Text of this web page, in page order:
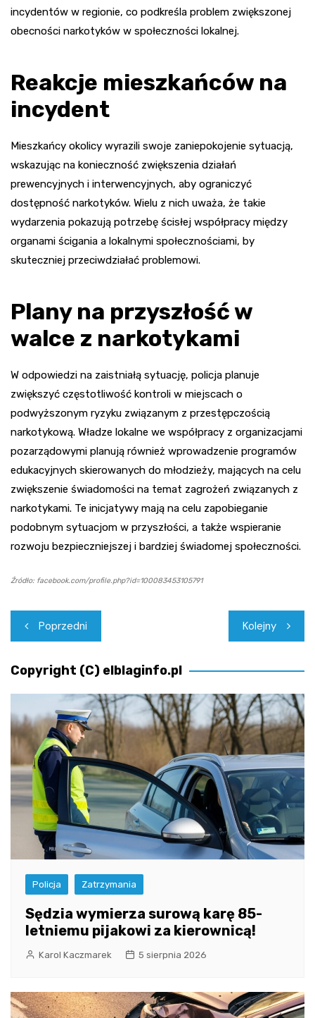
incydentów w regionie, co podkreśla problem zwiększonej
obecności narkotyków w społeczności lokalnej.
Reakcje mieszkańców na
incydent
Mieszkańcy okolicy wyrazili swoje zaniepokojenie sytuacją,
wskazując na konieczność zwiększenia działań
prewencyjnych i interwencyjnych, aby ograniczyć
dostępność narkotyków. Wielu z nich uważa, że takie
wydarzenia pokazują potrzebę ścisłej współpracy między
organami ścigania a lokalnymi społecznościami, by
skuteczniej przeciwdziałać problemowi.
Plany na przyszłość w
walce z narkotykami
W odpowiedzi na zaistniałą sytuację, policja planuje
zwiększyć częstotliwość kontroli w miejscach o
podwyższonym ryzyku związanym z przestępczością
narkotykową. Władze lokalne we współpracy z organizacjami
pozarządowymi planują również wprowadzenie programów
edukacyjnych skierowanych do młodzieży, mających na celu
zwiększenie świadomości na temat zagrożeń związanych z
narkotykami. Te inicjatywy mają na celu zapobieganie
podobnym sytuacjom w przyszłości, a także wspieranie
rozwoju bezpieczniejszej i bardziej świadomej społeczności.
Źródło: facebook.com/profile.php?id=100083453105791
Nawigacja
wpisu
Poprzedni Kolejny
Copyright (C) elblaginfo.pl
Policja Zatrzymania
Sędzia wymierza surową karę 85-
letniemu pijakowi za kierownicą!
Karol Kaczmarek 5 sierpnia 2026